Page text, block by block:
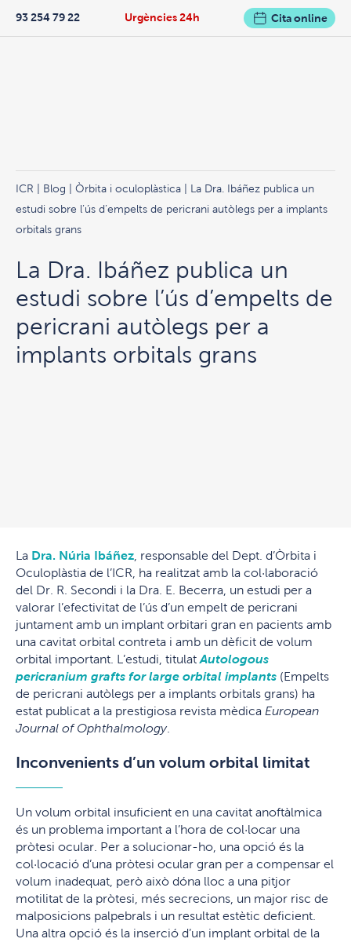
Urgències 24h
93 254 79 22 Cita online
ICR Blog Òrbita i oculoplàstica | La Dra. Ibáñez publica un
estudi sobre l’ús d’empelts de pericrani autòlegs per a implants
orbitals grans
La Dra. Ibáñez publica un
estudi sobre l’ús d’empelts de
pericrani autòlegs per a
implants orbitals grans
La Dra. Núria Ibáñez , responsable del Dept. d’Òrbita i
Oculoplàstia de l’ICR, ha realitzat amb la col·laboració
del Dr. R. Secondi i la Dra. E. Becerra, un estudi per a
valorar l’efectivitat de l’ús d’un empelt de pericrani
juntament amb un implant orbitari gran en pacients amb
una cavitat orbital contreta i amb un dèficit de volum
orbital important. L’estudi, titulat Autologous
pericranium grafts for large orbital implants (Empelts
de pericrani autòlegs per a implants orbitals grans) ha
estat publicat a la prestigiosa revista mèdica European
Journal of Ophthalmology.
Inconvenients d’un volum orbital limitat
Un volum orbital insuficient en una cavitat anoftàlmica
és un problema important a l’hora de col·locar una
pròtesi ocular. Per a solucionar-ho, una opció és la
col·locació d’una pròtesi ocular gran per a compensar el
volum inadequat, però això dóna lloc a una pitjor
motilitat de la pròtesi, més secrecions, un major risc de
malposicions palpebrals i un resultat estètic deficient.
Una altra opció és la inserció d’un implant orbital de la